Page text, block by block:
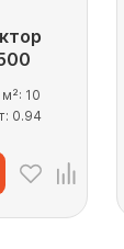
10
0.94